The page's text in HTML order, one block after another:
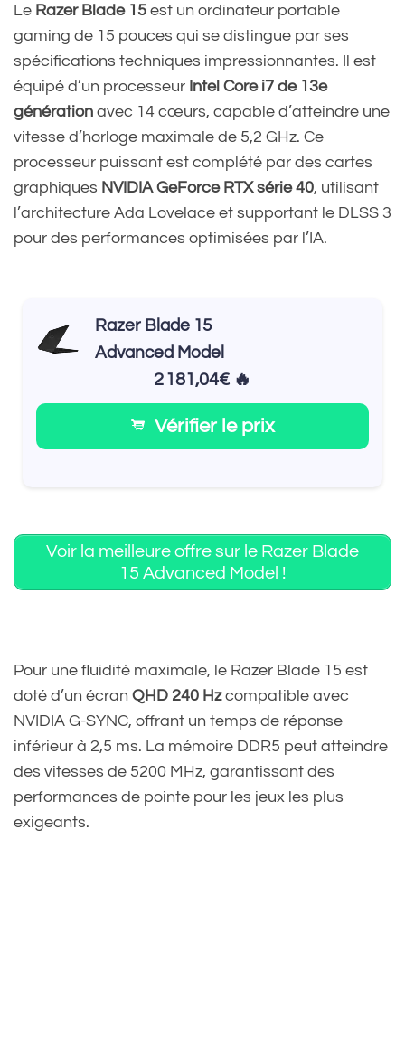
Le Razer Blade 15 est un ordinateur portable
gaming de 15 pouces qui se distingue par ses
spécifications techniques impressionnantes. Il est
équipé d’un processeur Intel Core i7 de 13e
génération avec 14 cœurs, capable d’atteindre une
vitesse d’horloge maximale de 5,2 GHz. Ce
processeur puissant est complété par des cartes
graphiques NVIDIA GeForce RTX série 40, utilisant
l’architecture Ada Lovelace et supportant le DLSS 3
pour des performances optimisées par l’IA.
Razer Blade 15
Advanced Model
2 181,04€ 🔥
Vérifier le prix
Voir la meilleure offre sur le Razer Blade
15 Advanced Model !
Pour une fluidité maximale, le Razer Blade 15 est
doté d’un écran QHD 240 Hzcompatible avec
NVIDIA G-SYNC, offrant un temps de réponse
inférieur à 2,5 ms. La mémoire DDR5 peut atteindre
des vitesses de 5200 MHz, garantissant des
performances de pointe pour les jeux les plus
exigeants.